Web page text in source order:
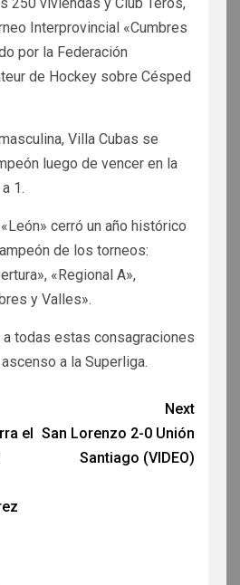
Interprovincial «Cumbres
por la Federación
de Hockey sobre Césped
Villa Cubas se
luego de vencer en la
1.
cerró un año histórico
de los torneos:
«Regional A»,
y Valles».
a todas estas consagraciones
a la Superliga.
el
Next
San Lorenzo 2-0 Unión
Santiago (VIDEO)